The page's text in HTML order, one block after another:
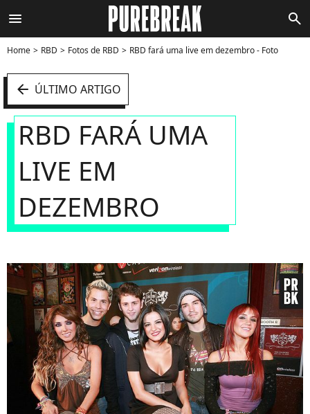
menu search
Home RBD Fotos de RBD RBD fará uma live em dezembro - Foto
arrow_left ÚLTIMO ARTIGO
RBD FARÁ UMA
LIVE EM
DEZEMBRO